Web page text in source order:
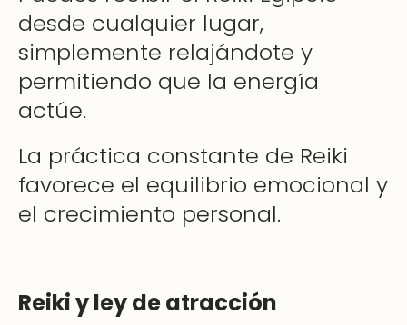
desde cualquier lugar,
simplemente relajándote y
permitiendo que la energía
actúe.
La práctica constante de Reiki
favorece el equilibrio emocional y
el crecimiento personal.
Reiki y ley de atracción